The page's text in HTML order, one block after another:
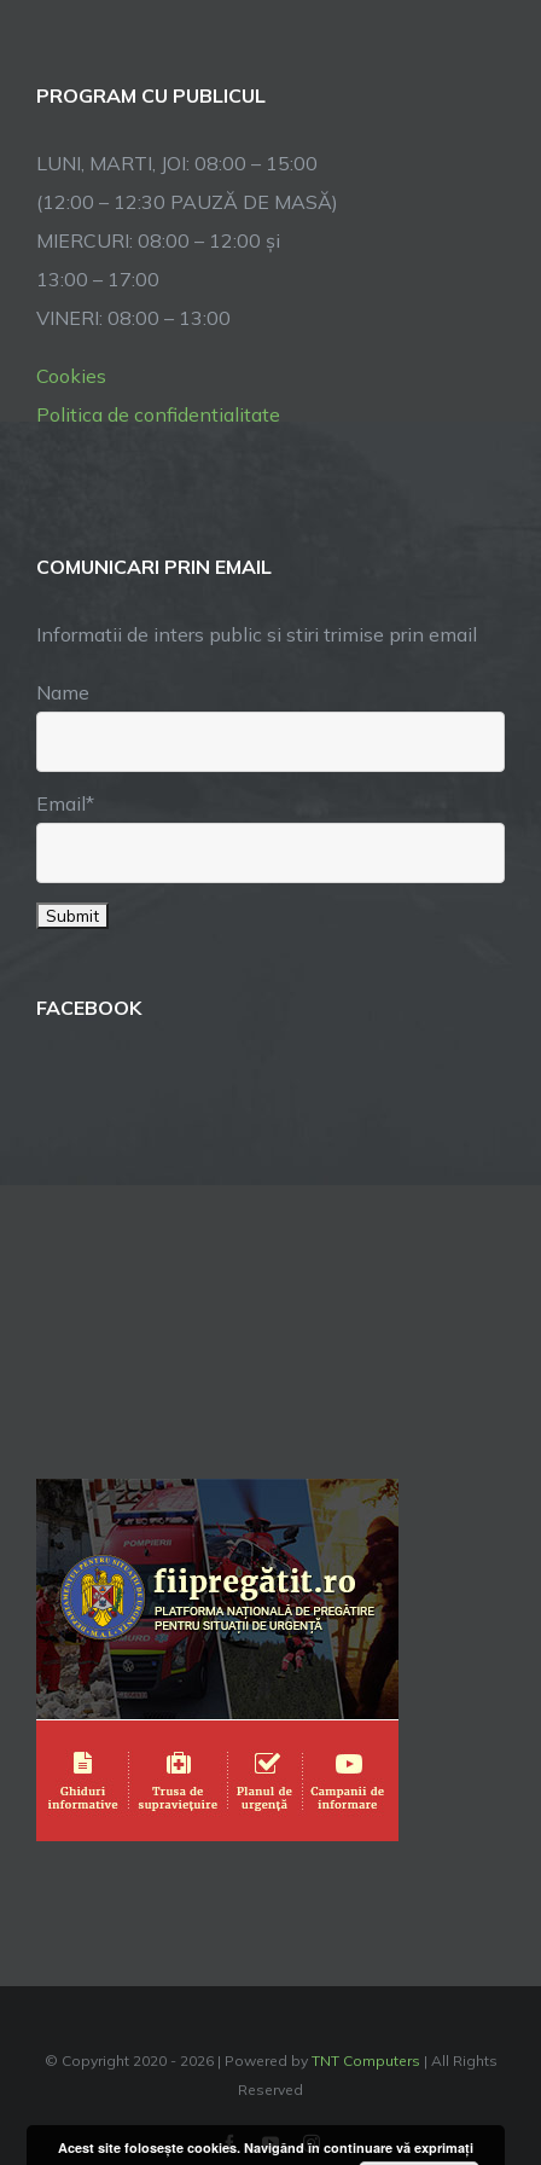
PROGRAM CU PUBLICUL
LUNI, MARTI, JOI: 08:00 – 15:00
(12:00 – 12:30 PAUZĂ DE MASĂ)
MIERCURI: 08:00 – 12:00 și
13:00 – 17:00
VINERI: 08:00 – 13:00
Cookies
Politica de confidentialitate
COMUNICARI PRIN EMAIL
Informatii de inters public si stiri trimise prin email
Name
Email*
FACEBOOK
© Copyright 2020 - 2026 | Powered by TNT Computers | All Rights
Reserved
FacebookYouTubeInstagram
Acest site foloseşte cookies. Navigând în continuare vă exprimaţi